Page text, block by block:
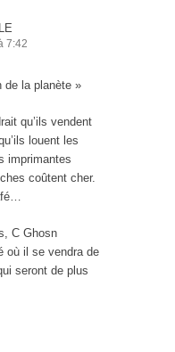
7:42
de la planète »
qu’ils vendent
louent les
imprimantes
coûtent cher.
C Ghosn
où il se vendra de
seront de plus